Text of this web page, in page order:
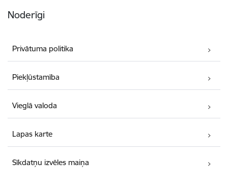
Noderīgi
Privātuma politika
Piekļūstamība
Vieglā valoda
Lapas karte
Sīkdatņu izvēles maiņa